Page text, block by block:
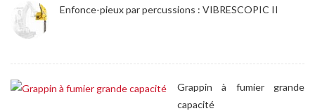
Enfonce-pieux par percussions : VIBRESCOPIC II
Grappin à fumier grande
capacité